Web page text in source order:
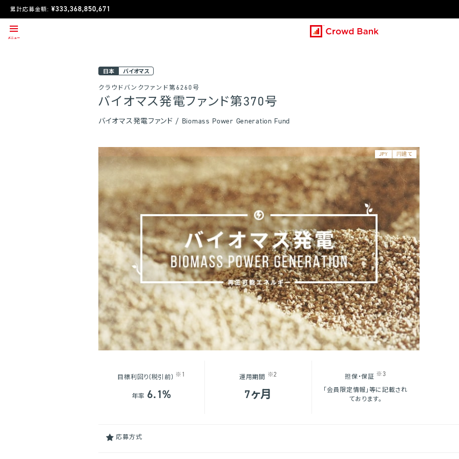
累計応募金額: ¥333,368,850,671
日本 バイオマス
クラウドバンクファンド第6260号
バイオマス発電ファンド第370号
バイオマス発電ファンド / Biomass Power Generation Fund
JPY 円建て
目標利回り(税引前) ※1
年率 6.1%
運用期間 ※2
7ヶ月
担保・保証 ※3
「会員限定情報」等に記載され
ております。
応募方式